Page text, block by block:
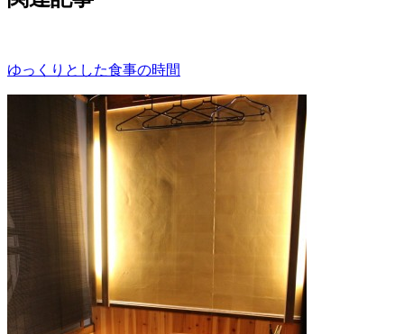
ゆっくりとした食事の時間